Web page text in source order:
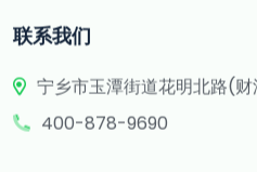
联系我们
宁乡市玉潭街道花明北路(
400-878-9690